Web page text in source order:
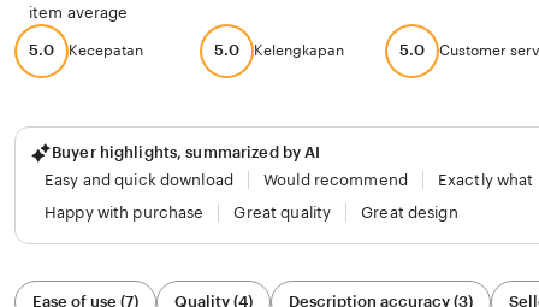
item average
5.0 Kecepatan 5.0 Kelengkapan 5.0 Customer
Buyer highlights, summarized by AI
Easy and quick download
Would recommend
Exactly what
Happy with purchase
Great quality Great design
Filter
Ease of use (7) Quality (4) Description accuracy (3)